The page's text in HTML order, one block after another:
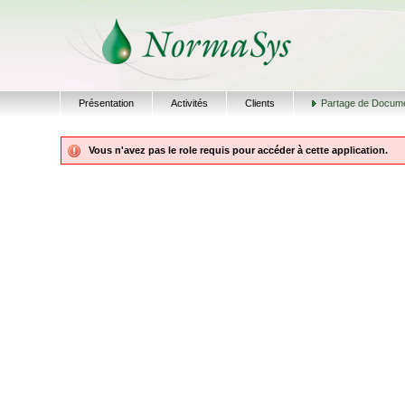
Présentation Activités Clients Partage de
Vous n'avez pas le role requis pour accéder à cette application.